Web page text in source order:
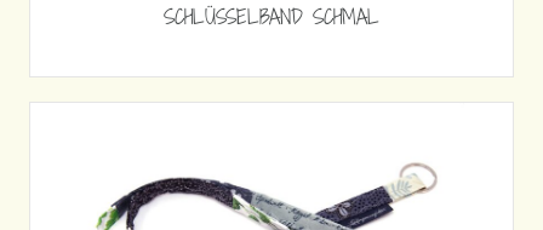
SCHLÜSSELBAND SCHMAL